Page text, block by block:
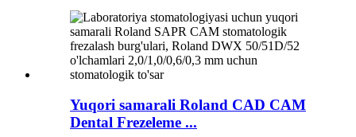
Yuqori samarali Roland CAD CAM
Dental Frezeleme ...